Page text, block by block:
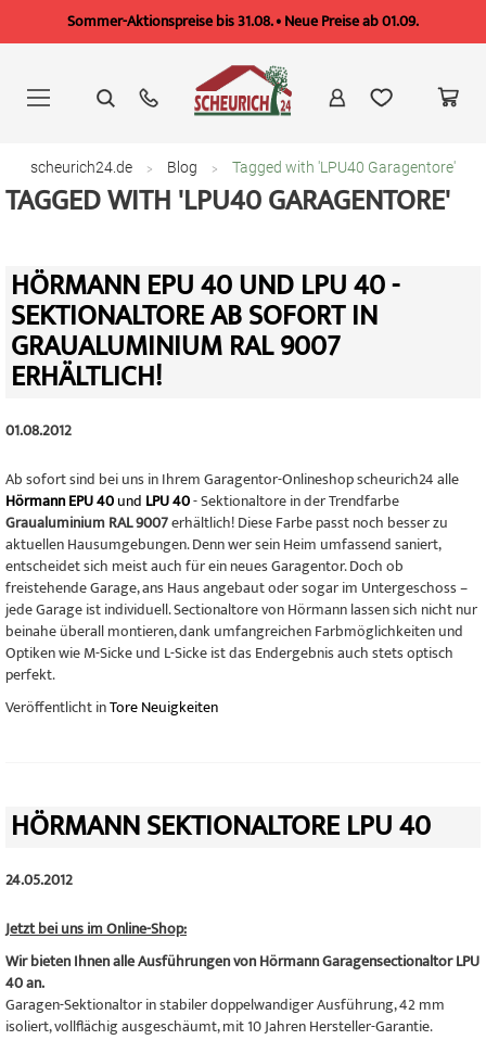
Sommer-Aktionspreise bis 31.08. • Neue Preise ab 01.09.
springen
scheurich24.de Blog Tagged with 'LPU40 Garagentore'
TAGGED WITH 'LPU40 GARAGENTORE'
HÖRMANN EPU 40 UND LPU 40 -
SEKTIONALTORE AB SOFORT IN
GRAUALUMINIUM RAL 9007
ERHÄLTLICH!
01.08.2012
Ab sofort sind bei uns in Ihrem Garagentor-Onlineshop scheurich24 alle
Hörmann EPU 40und LPU 40- Sektionaltore in der Trendfarbe
Graualuminium RAL 9007erhältlich! Diese Farbe passt noch besser zu
aktuellen Hausumgebungen. Denn wer sein Heim umfassend saniert,
entscheidet sich meist auch für ein neues Garagentor. Doch ob
freistehende Garage, ans Haus angebaut oder sogar im Untergeschoss –
jede Garage ist individuell. Sectionaltore von Hörmann lassen sich nicht nur
beinahe überall montieren, dank umfangreichen Farbmöglichkeiten und
Optiken wie M-Sicke und L-Sicke ist das Endergebnis auch stets optisch
perfekt.
Veröffentlicht inTore Neuigkeiten
HÖRMANN SEKTIONALTORE LPU 40
24.05.2012
Jetzt bei uns im Online-Shop:
Wir bieten Ihnen alle Ausführungen von Hörmann Garagensectionaltor LPU
40 an.
Garagen-Sektionaltor in stabiler doppelwandiger Ausführung, 42 mm
isoliert, vollflächig ausgeschäumt, mit 10 Jahren Hersteller-Garantie.